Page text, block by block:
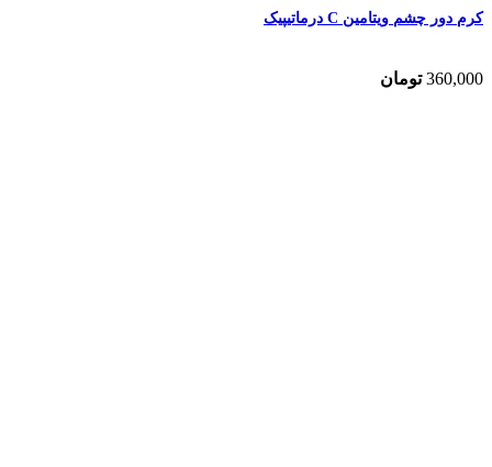
کرم دور چشم ویتامین C درماتیپیک
360,000 تومان